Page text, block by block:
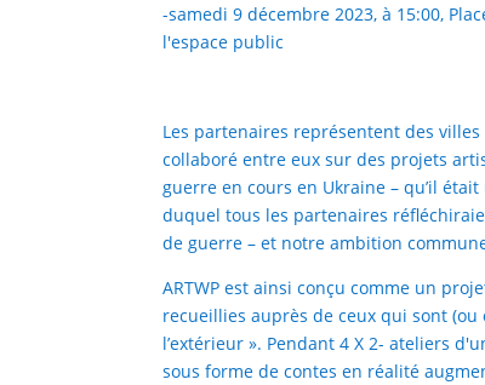
-samedi 9 décembre 2023, à 15:00,
l'espace public
Les partenaires représentent des
collaboré entre eux sur des projets
guerre en cours en Ukraine – qu’il
duquel tous les partenaires
de guerre – et notre ambition
ARTWP est ainsi conçu comme un
recueillies auprès de ceux qui sont
l’extérieur ». Pendant 4 X 2- ateliers
sous forme de contes en réalité